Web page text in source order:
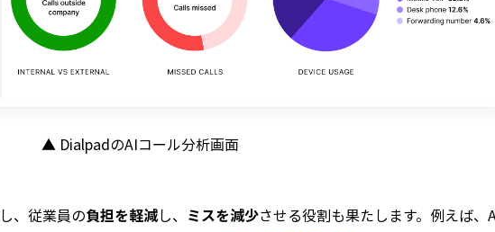
▲ DialpadのAIコール分析画面
し、従業員の負担を軽減し、 ミスを減少させる役割も果たします。例えば、